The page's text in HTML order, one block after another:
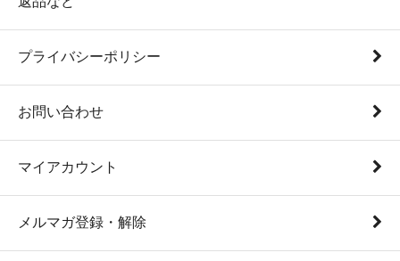
プライバシーポリシー
お問い合わせ
マイアカウント
メルマガ登録・解除